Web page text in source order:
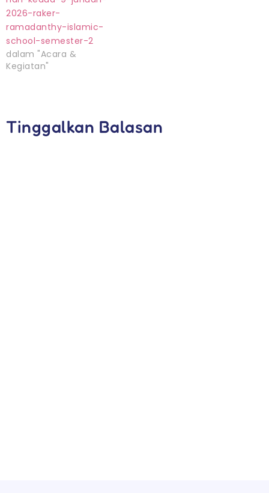
2026-raker-
ramadanthy-islamic-
school-semester-2
dalam "Acara &
Kegiatan"
Tinggalkan Balasan